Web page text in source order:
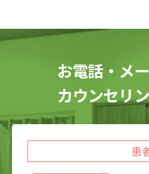
お電話・メ
カウンセリ
患